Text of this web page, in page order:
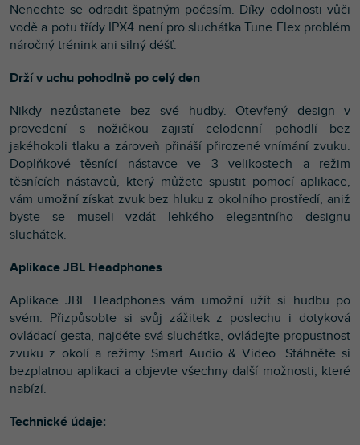
Nenechte se odradit špatným počasím. Díky odolnosti vůči
vodě a potu třídy IPX4 není pro sluchátka Tune Flex problém
náročný trénink ani silný déšť.
Drží v uchu pohodlně po celý den
Nikdy nezůstanete bez své hudby. Otevřený design v
provedení s nožičkou zajistí celodenní pohodlí bez
jakéhokoli tlaku a zároveň přináší přirozené vnímání zvuku.
Doplňkové těsnící nástavce ve 3 velikostech a režim
těsnících nástavců, který můžete spustit pomocí aplikace,
vám umožní získat zvuk bez hluku z okolního prostředí, aniž
byste se museli vzdát lehkého elegantního designu
sluchátek.
Aplikace JBL Headphones
Aplikace JBL Headphones vám umožní užít si hudbu po
svém. Přizpůsobte si svůj zážitek z poslechu i dotyková
ovládací gesta, najděte svá sluchátka, ovládejte propustnost
zvuku z okolí a režimy Smart Audio & Video. Stáhněte si
bezplatnou aplikaci a objevte všechny další možnosti, které
nabízí.
Technické údaje: